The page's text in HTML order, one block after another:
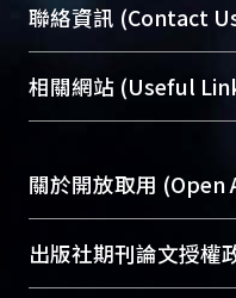
臺大位居世界頂尖大
展現本校豐碩的研究
機構典藏（NTUR）
台，成為臺大學術典
成果。
To permanently
profiles and
services of “NTU
聯絡資訊 (Contact
總館學科館員(Main
醫學圖書館學科館員
Sciences Library)
相關網站 (Useful
關於開放取用 (Open
開放取用是從使用者
動，應用在學術研究
出版社期刊論文授